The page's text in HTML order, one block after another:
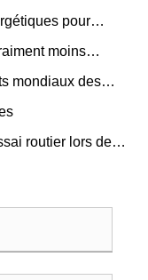
pour
épreuve » entre
moins
mondiaux des
nouveau projet de
routier lors de